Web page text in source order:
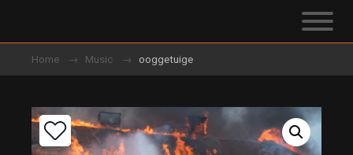
Home Music ooggetuige